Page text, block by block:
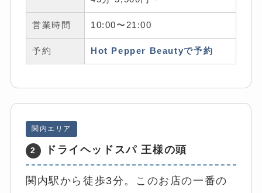
営業時間 10:00〜21:00
予約 Hot Pepper Beautyで予約
関内エリア
2 ドライヘッドスパ 王様の頭
関内駅から徒歩3分。このお店の一番の